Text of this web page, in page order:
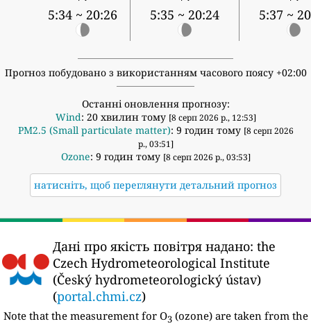
5:34 ~ 20:26 5:35 ~ 20:24 5:37 ~
Прогноз побудовано з використанням часового поясу +02:00
Останні оновлення прогнозу:
Wind: 20 хвилин тому [8 серп 2026 р., 12:53]
PM2.5 (Small particulate matter): 9 годин тому [8 серп 2026
р., 03:51]
Ozone: 9 годин тому [8 серп 2026 р., 03:53]
натисніть, щоб переглянути детальний прогноз
Дані про якість повітря надано: the
Czech Hydrometeorological Institute
(Český hydrometeorologický ústav)
(portal.chmi.cz)
Note that the measurement for O3(ozone) are taken from the